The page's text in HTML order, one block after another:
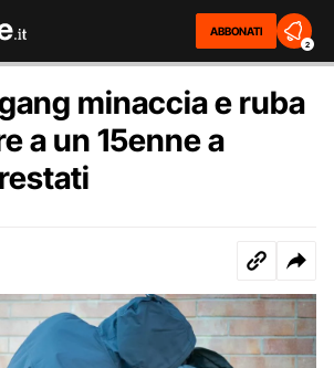
ABBONATI
2
minaccia e ruba
a un 15enne a